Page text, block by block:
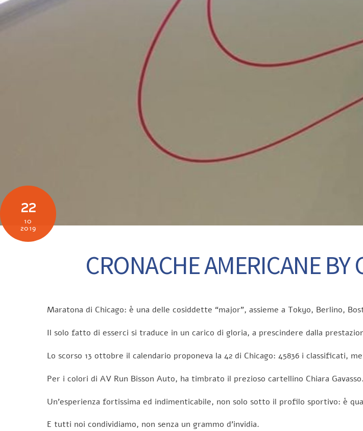
22
10
2019
CRONACHE AMERICANE
Maratona di Chicago: è una delle cosiddette “major”, assieme a Tokyo, Berlino,
Il solo fatto di esserci si traduce in un carico di gloria, a prescindere dalla
Lo scorso 13 ottobre il calendario proponeva la 42 di Chicago: 45836 i classificati,
Per i colori di AV Run Bisson Auto, ha timbrato il prezioso cartellino Chiara Gavasso.
Un’esperienza fortissima ed indimenticabile, non solo sotto il profilo sportivo: è
E tutti noi condividiamo, non senza un grammo d’invidia.